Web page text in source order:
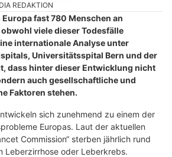
REDAKTION
fast 780 Menschen an
viele dieser Todesfälle
internationale Analyse unter
Universitätsspital Bern und der
dass hinter dieser Entwicklung nicht
auch gesellschaftliche und
Faktoren stehen.
sich zunehmend zu einem der
Europas. Laut der aktuellen
Commission“ sterben jährlich rund
Leberzirrhose oder Leberkrebs.